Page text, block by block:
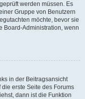
werden müssen. Es
Gruppe von Benutzern
möchte, bevor sie
Board-Administration, wenn
in der Beitragsansicht
erste Seite des Forums
dann ist die Funktion